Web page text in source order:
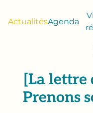
ActualitésAgenda
[La lettre
Prenons